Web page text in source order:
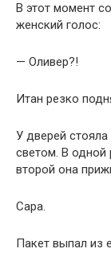
В этот момент
женский голос:
— Оливер?!
Итан резко
У дверей
светом. В одной
второй она
Сара.
Пакет выпал из